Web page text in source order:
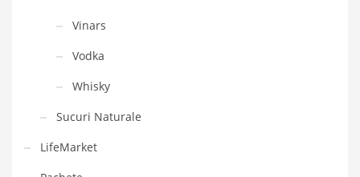
Vinars
Vodka
Whisky
Sucuri Naturale
LifeMarket